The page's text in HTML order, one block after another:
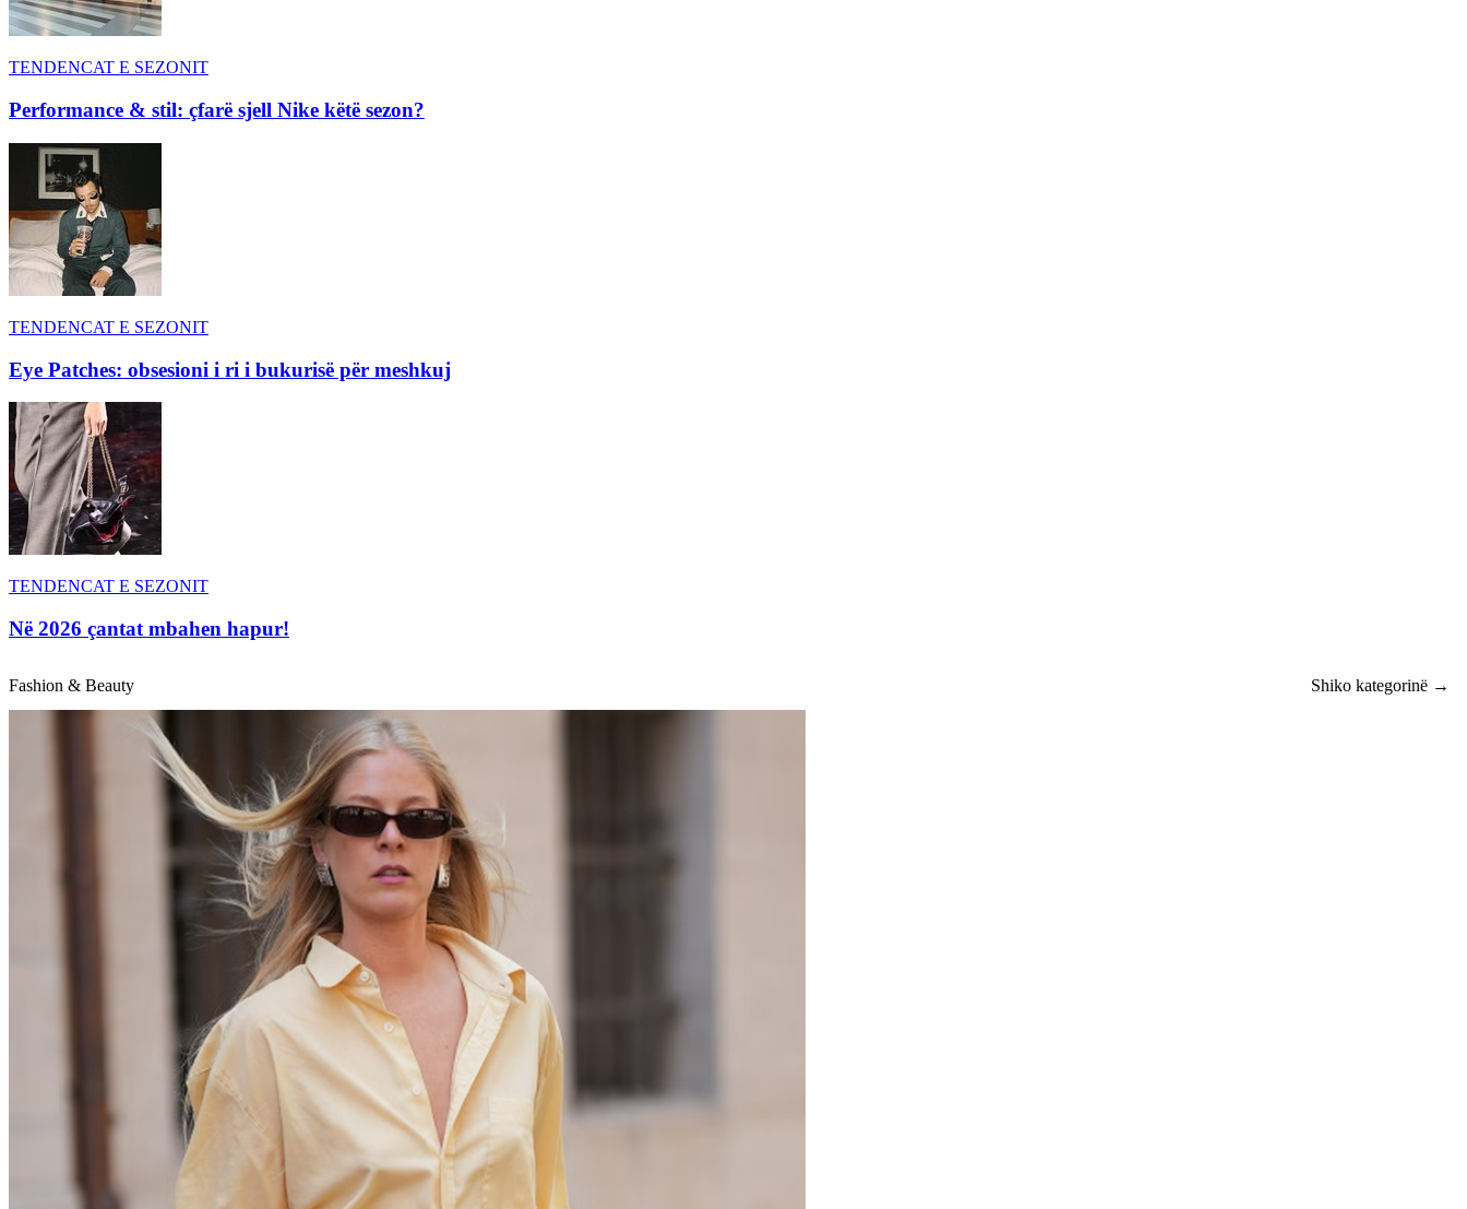
TENDENCAT E SEZONIT
Performance & stil: çfarë sjell Nike këtë sezon?
TENDENCAT E SEZONIT
Eye Patches: obsesioni i ri i bukurisë për meshkuj
TENDENCAT E SEZONIT
Në 2026 çantat mbahen hapur!
Fashion & Beauty Shiko kategorinë →